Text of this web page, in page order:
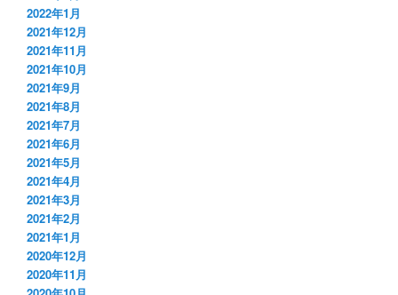
2022年1月
2021年12月
2021年11月
2021年10月
2021年9月
2021年8月
2021年7月
2021年6月
2021年5月
2021年4月
2021年3月
2021年2月
2021年1月
2020年12月
2020年11月